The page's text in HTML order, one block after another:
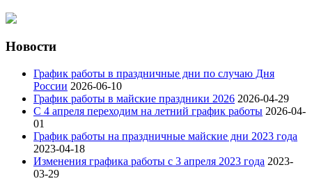
Новости
График работы в праздничные дни по случаю Дня
России 2026-06-10
График работы в майские праздники 2026 2026-04-29
С 4 апреля переходим на летний график работы 2026-04-
01
График работы на праздничные майские дни 2023 года
2023-04-18
Изменения графика работы с 3 апреля 2023 года 2023-
03-29